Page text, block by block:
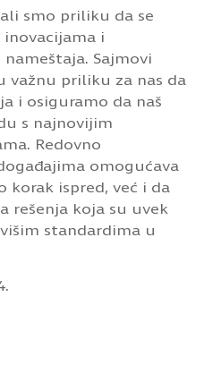
je na okove za pametne
udobnost kroz
smo priliku da se
priliku za nas da